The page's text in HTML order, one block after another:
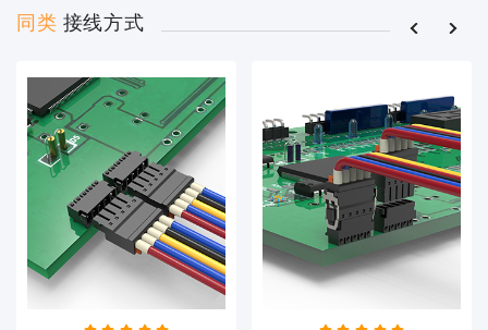
同类 接线方式